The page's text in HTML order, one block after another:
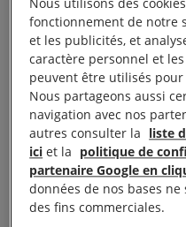
Analyse de
Nous avons vérifié et
publiques les 8 et 9
clairement, sous
blanc exploser au-
Nous utilisons des
fonctionnement de notre
et les publicités, et
caractère personnel et
peuvent être utilisés
Nous partageons aussi
navigation avec nos
autres consulter la liste
ici et la politique de
partenaire Google en
données de nos bases
des fins commerciales.